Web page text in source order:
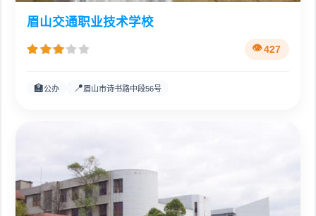
眉山交通职业技术学校
427
🏫公办 📍眉山市诗书路中段56号